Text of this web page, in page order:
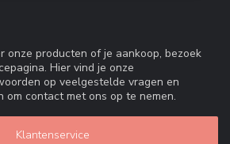
onze producten of je aankoop, bezoek
Hier vind je onze
op veelgestelde vragen en
om contact met ons op te nemen.
Klantenservice